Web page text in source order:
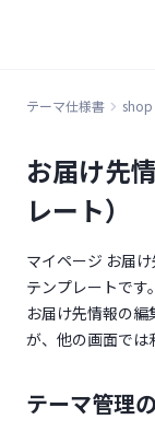
テーマ仕様書 shop
お届け先
レート）
マイページ お届
テンプレートです。
お届け先情報の
が、他の画面では
テーマ管理